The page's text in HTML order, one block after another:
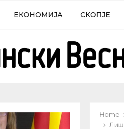
ЕКОНОМИЈА СКОПЈЕ
Home